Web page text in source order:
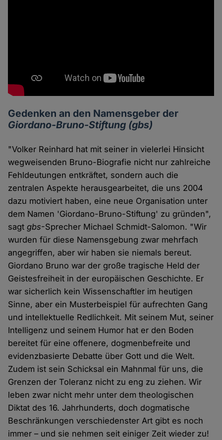
Gedenken an den Namensgeber der
Giordano-Bruno-Stiftung (gbs)
"Volker Reinhard hat mit seiner in vielerlei Hinsicht
wegweisenden Bruno-Biografie nicht nur zahlreiche
Fehldeutungen entkräftet, sondern auch die
zentralen Aspekte herausgearbeitet, die uns 2004
dazu motiviert haben, eine neue Organisation unter
dem Namen 'Giordano-Bruno-Stiftung' zu gründen",
sagtgbs-Sprecher Michael Schmidt-Salomon. "Wir
wurden für diese Namensgebung zwar mehrfach
angegriffen, aber wir haben sie niemals bereut.
Giordano Bruno war der große tragische Held der
Geistesfreiheit in der europäischen Geschichte. Er
war sicherlich kein Wissenschaftler im heutigen
Sinne, aber ein Musterbeispiel für aufrechten Gang
und intellektuelle Redlichkeit. Mit seinem Mut, seiner
Intelligenz und seinem Humor hat er den Boden
bereitet für eine offenere, dogmenbefreite und
evidenzbasierte Debatte über Gott und die Welt.
Zudem ist sein Schicksal ein Mahnmal für uns, die
Grenzen der Toleranz nicht zu eng zu ziehen. Wir
leben zwar nicht mehr unter dem theologischen
Diktat des 16. Jahrhunderts, doch dogmatische
Beschränkungen verschiedenster Art gibt es noch
immer – und sie nehmen seit einiger Zeit wieder zu!